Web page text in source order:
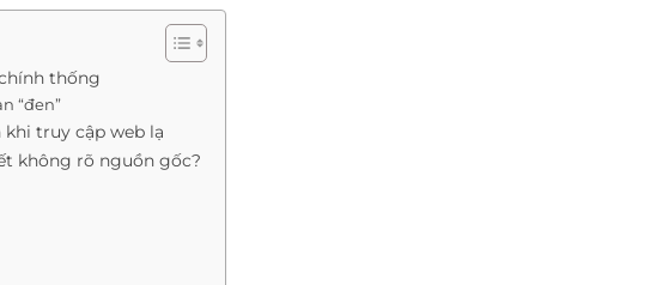
thống
“đen”
truy cập web lạ
không rõ nguồn gốc?